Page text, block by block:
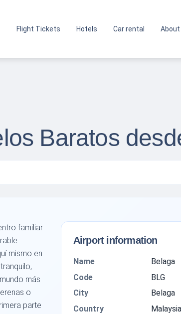
Flight Tickets Hotels Car rental About
Baratos
familiar
mismo en
más
o
parte
Airport information
Name
Belaga
Code
BLG
City
Belaga
Country
Malaysia